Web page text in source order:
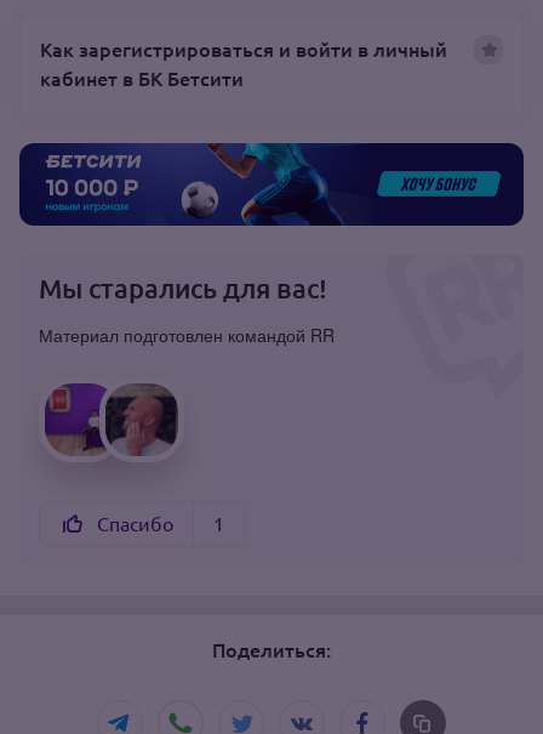
Как зарегистрироваться и войти в личный
кабинет в БК Бетсити
Мы старались для вас!
Материал подготовлен командой RR
Спасибо 1
Поделиться: